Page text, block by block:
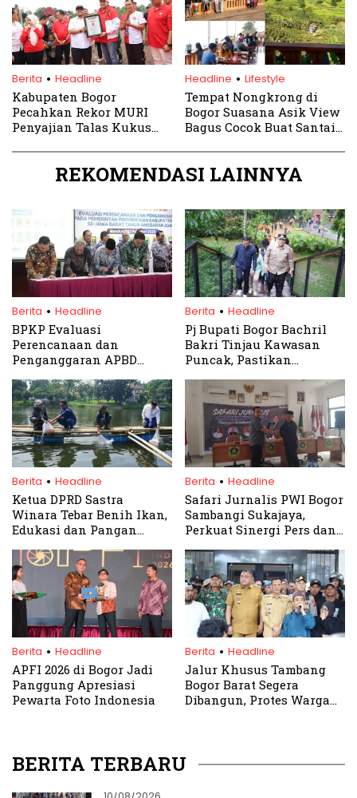
Berita . Headline
Kabupaten Bogor
Pecahkan Rekor MURI
Penyajian Talas Kukus
RI
Headline . Lifestyle
Tempat Nongkrong di
Bogor Suasana Asik View
Bagus Cocok Buat Santai
REKOMENDASI LAINNYA
Berita . Headline
BPKP Evaluasi
Perencanaan dan
Penganggaran APBD
Berita . Headline
Pj Bupati Bogor Bachril
Bakri Tinjau Kawasan
Puncak, Pastikan
Nyaman
Berita . Headline
Ketua DPRD Sastra
Winara Tebar Benih Ikan,
Edukasi dan Pangan
Berita . Headline
Safari Jurnalis PWI Bogor
Sambangi Sukajaya,
Perkuat Sinergi Pers dan
Berita . Headline
APFI 2026 di Bogor Jadi
Panggung Apresiasi
Pewarta Foto Indonesia
Berita . Headline
Jalur Khusus Tambang
Bogor Barat Segera
Dibangun, Protes Warga
BERITA TERBARU